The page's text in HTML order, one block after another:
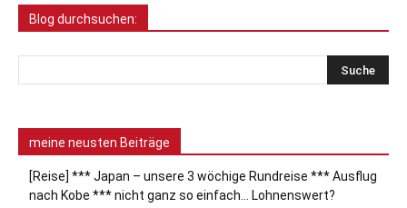
Blog durchsuchen:
meine neusten Beiträge
[Reise] *** Japan – unsere 3 wöchige Rundreise *** Ausflug
nach Kobe *** nicht ganz so einfach… Lohnenswert?